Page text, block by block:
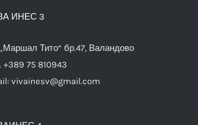
ИНЕС 3
Тито“ бр.47, Валандово
+389 75 810943
vivainesv@gmail.com